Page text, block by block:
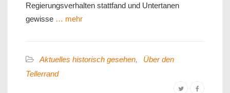
Regierungsverhalten stattfand und Untertanen
gewisse … mehr
Aktuelles historisch gesehen,
Über den
Tellerrand